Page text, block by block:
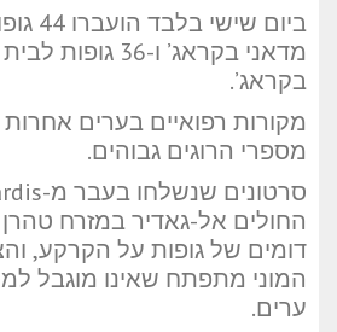
ביום
מדאני בקראג’ ו-
בקראג’.
מקורות רפואיים בערים
מספרי הרוגים גבוהים.
החולים אל-גאדיר במזרח
דומים של גופות על הקרקע,
המוני מתפתח שאינו מוגבל
ערים.